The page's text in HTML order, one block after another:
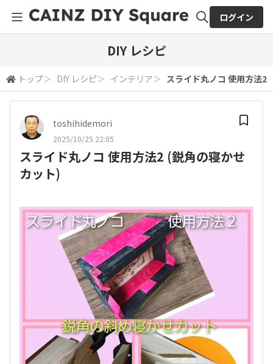
検索
ログイン
DIY レシピ
トップ＞ DIY レシピ＞ インテリア＞ スライド丸ノコ 使用方法2
toshihidemori
2025/10/25 22:05
スライド丸ノコ 使用方法2 (鋭角の寝かせ
カット)